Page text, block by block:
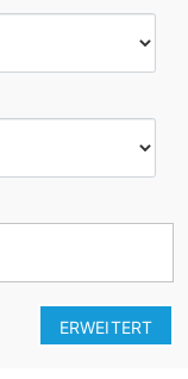
ERWEITERT